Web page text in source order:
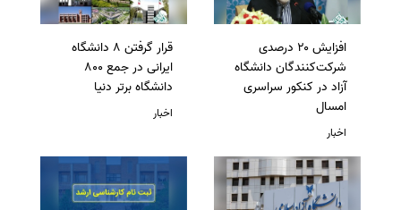
افزایش ۲۰ درصدی
شرکت‌کنندگان دانشگاه
آزاد در کنکور سراسری
امسال
اخبار
قرار گرفتن 8 دانشگاه
ایرانی در جمع 800
دانشگاه برتر دنیا
اخبار